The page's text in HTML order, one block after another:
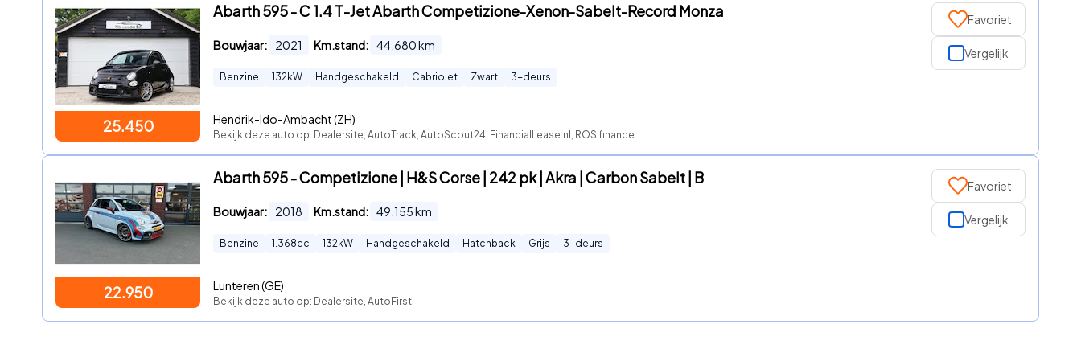
25.450
Abarth 595 - C 1.4 T-Jet Abarth Competizione-Xenon-Sabelt-Record Monza
Bouwjaar: 2021 Km.stand: 44.680km
Benzine 132kW Handgeschakeld Cabriolet Zwart 3-deurs
Hendrik-Ido-Ambacht (ZH)
Bekijk deze auto op: Dealersite, AutoTrack, AutoScout24, FinancialLease.nl, ROS finance
Favoriet
Vergelijk
22.950
Abarth 595 - Competizione | H&S Corse | 242 pk | Akra | Carbon Sabelt | B
Bouwjaar: 2018 Km.stand: 49.155km
Benzine 1.368cc 132kW Handgeschakeld Hatchback Grijs 3-deurs
Lunteren (GE)
Bekijk deze auto op: Dealersite, AutoFirst
Favoriet
Vergelijk